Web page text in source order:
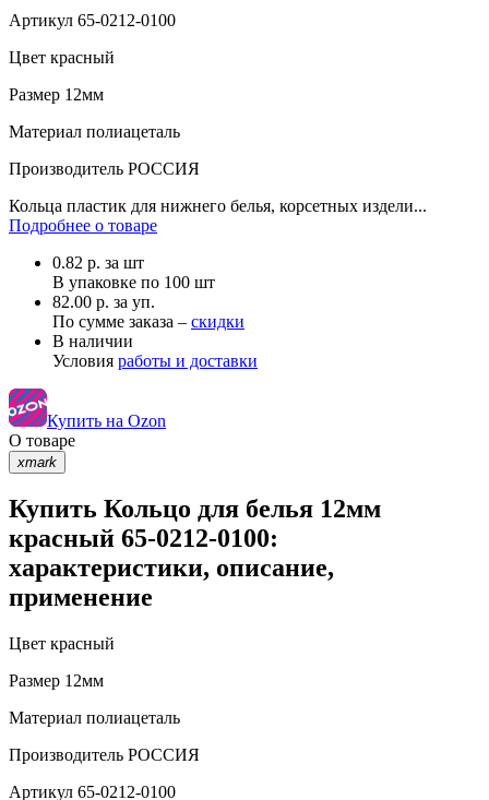
Артикул 65-0212-0100
Цвет красный
Размер 12мм
Материал полиацеталь
Производитель РОССИЯ
Кольца пластик для нижнего белья, корсетных издели...
Подробнее о товаре
0.82 р. за шт
В упаковке по 100 шт
82.00 р. за уп.
По сумме заказа – скидки
В наличии
Условия работы и доставки
Купить на Ozon
О товаре
xmark
Купить Кольцо для белья 12мм
красный 65-0212-0100:
характеристики, описание,
применение
Цвет красный
Размер 12мм
Материал полиацеталь
Производитель РОССИЯ
Артикул 65-0212-0100